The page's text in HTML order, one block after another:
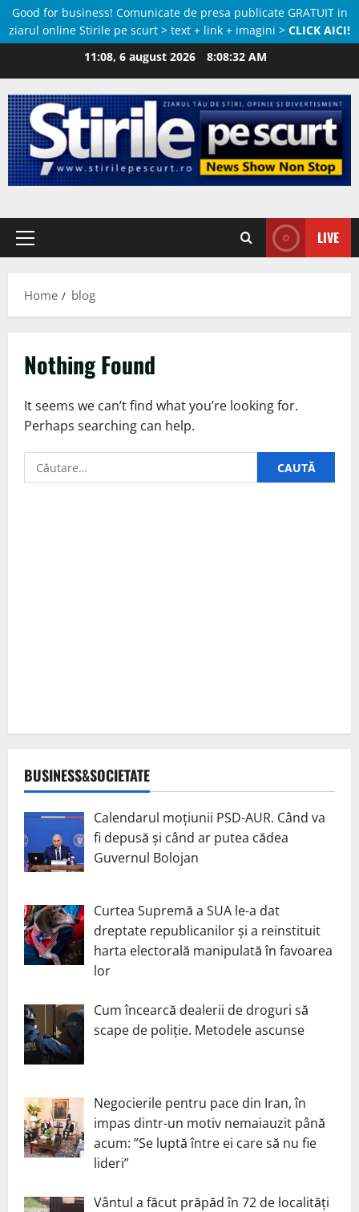
Good for business! Comunicate de presa publicate GRATUIT in
ziarul online Stirile pe scurt > text + link + imagini > CLICK AICI!
content
11:08, 6 august 2026 8:08:32 AM
Primary
LIVE
Home blog
Nothing Found
It seems we can’t find what you’re looking for.
Perhaps searching can help.
Caută
după:
BUSINESS&SOCIETATE
Calendarul moțiunii PSD-AUR. Când va
fi depusă și când ar putea cădea
Guvernul Bolojan
Curtea Supremă a SUA le-a dat
dreptate republicanilor și a reinstituit
harta electorală manipulată în favoarea
lor
Cum încearcă dealerii de droguri să
scape de poliție. Metodele ascunse
Negocierile pentru pace din Iran, în
impas dintr-un motiv nemaiauzit până
acum: ”Se luptă între ei care să nu fie
lideri”
Vântul a făcut prăpăd în 72 de localități